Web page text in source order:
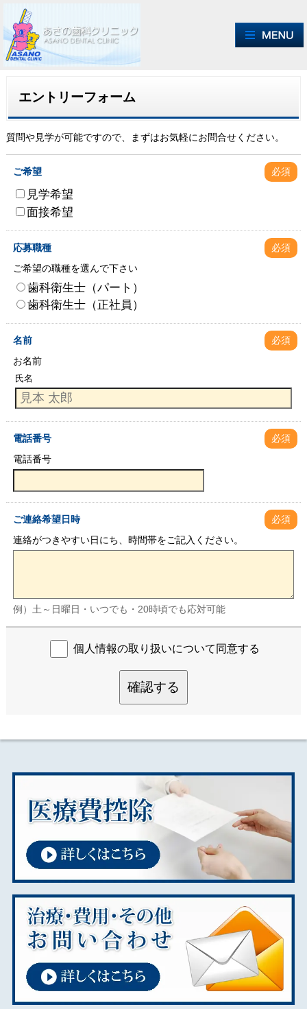
エントリーフォーム
質問や見学が可能ですので、まずはお気軽にお問合せください。
ご希望 必須
見学希望
面接希望
応募職種
必須
ご希望の職種を選んで下さい
歯科衛生士（パート）
歯科衛生士（正社員）
名前
必須
お名前
氏名
電話番号
必須
電話番号
ご連絡希望日時
必須
連絡がつきやすい日にち、時間帯をご記入ください。
例）土～日曜日・いつでも・20時頃でも応対可能
個人情報の取り扱いについて同意する
確認する